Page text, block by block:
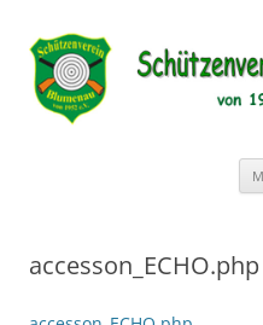
accesson_ECHO.php